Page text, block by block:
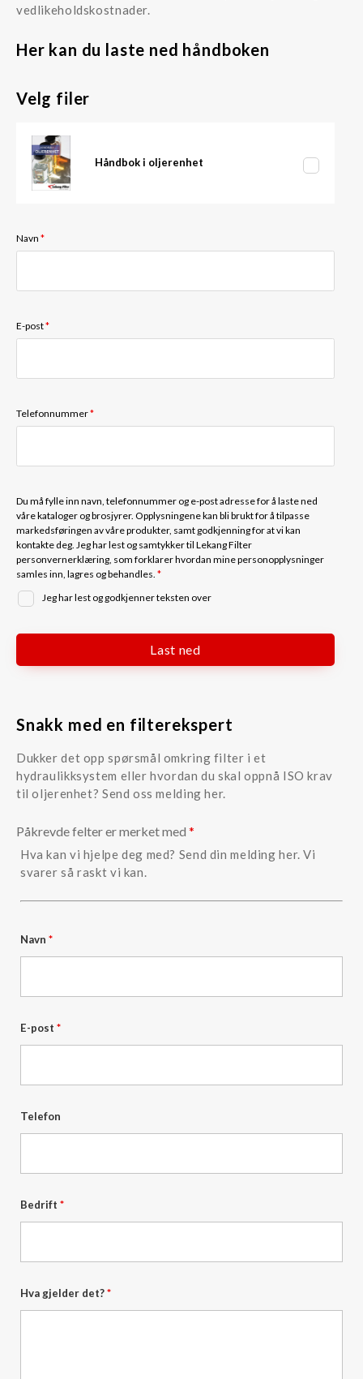
vedlikeholdskostnader.
Her kan du laste ned håndboken
Velg filer
Håndbok i oljerenhet
Navn *
E-post*
Telefonnummer*
Du må fylle inn navn, telefonnummer og e-post adresse for å laste ned
våre kataloger og brosjyrer. Opplysningene kan bli brukt for å tilpasse
markedsføringen av våre produkter, samt godkjenning for at vi kan
kontakte deg. Jeg har lest og samtykker til Lekang Filter
personvernerklæring, som forklarer hvordan mine personopplysninger
samles inn, lagres og behandles. *
Jeg har lest og godkjenner teksten over
Snakk med en filterekspert
Dukker det opp spørsmål omkring filter i et
hydraulikksystem eller hvordan du skal oppnå ISO krav
til oljerenhet? Send oss melding her.
Påkrevde felter er merket med *
Hva kan vi hjelpe deg med? Send din melding her. Vi
svarer så raskt vi kan.
Navn *
E-post *
Telefon
Bedrift *
Hva gjelder det?*